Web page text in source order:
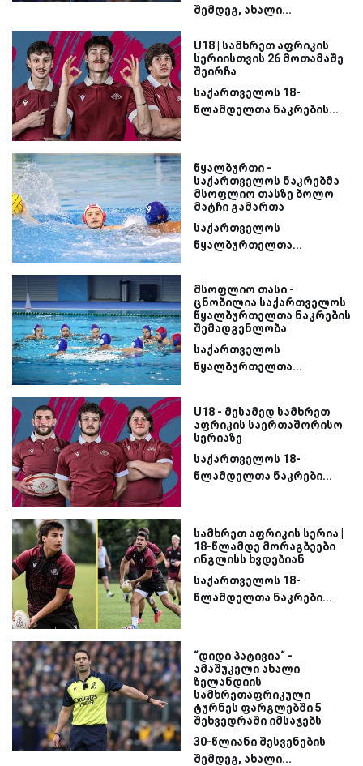
შემდეგ, ახალი...
U18 | სამხრეთ აფრიკის
სერიისთვის 26 მოთამაშე
შეირჩა
საქართველოს 18-
წლამდელთა ნაკრების...
წყალბურთი -
საქართველოს ნაკრებმა
მსოფლიო თასზე ბოლო
მატჩი გამართა
საქართველოს
წყალბურთელთა...
მსოფლიო თასი -
ცნობილია საქართველოს
წყალბურთელთა ნაკრების
შემადგენლობა
საქართველოს
წყალბურთელთა...
U18 - მესამედ სამხრეთ
აფრიკის საერთაშორისო
სერიაზე
საქართველოს 18-
წლამდელთა ნაკრები...
სამხრეთ აფრიკის სერია |
18-წლამდე მორაგბეები
ინგლისს ხვდებიან
საქართველოს 18-
წლამდელთა ნაკრები...
“დიდი პატივია“ -
ამაშუკელი ახალი
ზელანდიის
სამხრეთაფრიკული
ტურნეს ფარგლებში 5
შეხვედრაში იმსაჯებს
30-წლიანი შესვენების
შემდეგ, ახალი...